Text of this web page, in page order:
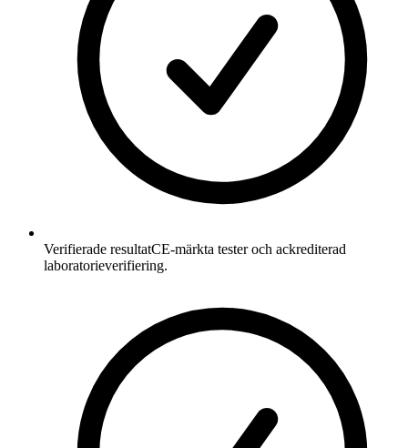
Verifierade resultatCE-märkta tester och ackrediterad
laboratorieverifiering.